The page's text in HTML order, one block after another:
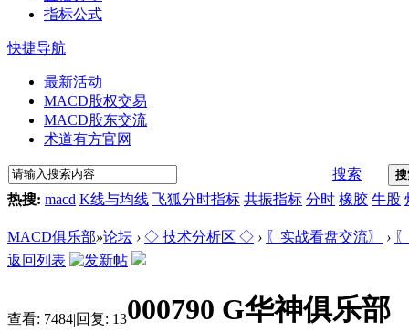
指标公式
快捷导航
最新活动
MACD股权交易
MACD股东交流
术道有方官网
搜索
热搜: macd K线与均线 飞狐分时指标 共振指标 分时 橡胶 牛股
MACD俱乐部»论坛 › ◇ 技术分析区 ◇ › 〖实战看盘交流〗 ›
返回列表
查看: 7484|回复: 13000790 G华神俱乐部